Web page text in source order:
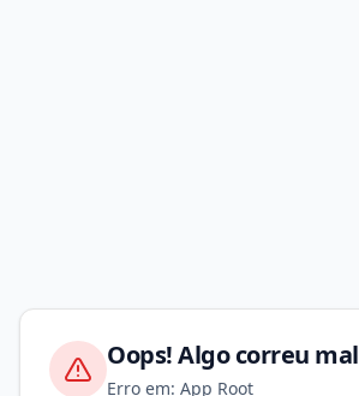
Oops! Algo correu mal
Erro em: App Root